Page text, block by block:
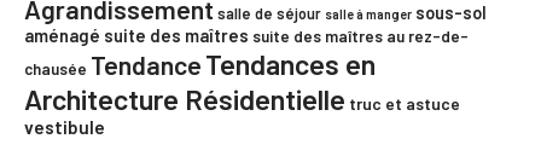
Agrandissement salle de séjour salle à manger sous-sol
aménagé suite des maîtres suite des maîtres au rez-de-
chausée Tendance Tendances en
Architecture Résidentielle truc et astuce
vestibule